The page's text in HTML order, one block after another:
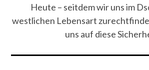
Heute – seitdem wir uns im
westlichen Lebensart
uns auf diese